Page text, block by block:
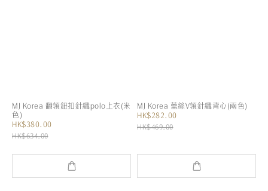
MJ Korea 翻領鈕扣針織polo上衣(米
色)
HK$380.00
HK$634.00
MJ Korea 蕾絲V領針織背心(兩色)
HK$282.00
HK$469.00